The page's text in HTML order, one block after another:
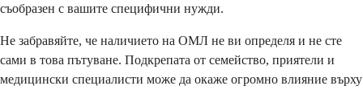
съобразен с вашите специфични нужди.
Не забравяйте, че наличието на ОМЛ не ви определя и не сте
сами в това пътуване. Подкрепата от семейство, приятели и
медицински специалисти може да окаже огромно влияние върху